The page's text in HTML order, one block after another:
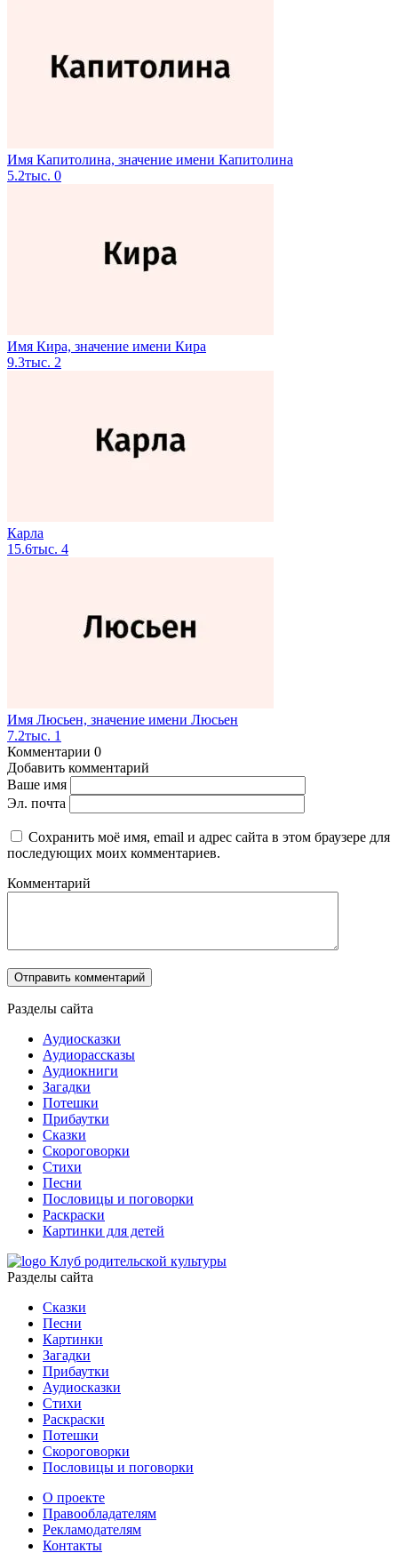
Имя Капитолина, значение имени Капитолина
5.2тыс. 0
Имя Кира, значение имени Кира
9.3тыс. 2
Карла
15.6тыс. 4
Имя Люсьен, значение имени Люсьен
7.2тыс. 1
Комментарии 0
Добавить комментарий
Ваше имя
Эл. почта
Сохранить моё имя, email и адрес сайта в этом браузере для
последующих моих комментариев.
Комментарий
Разделы сайта
Аудиосказки
Аудиорассказы
Аудиокниги
Загадки
Потешки
Прибаутки
Сказки
Скороговорки
Стихи
Песни
Пословицы и поговорки
Раскраски
Картинки для детей
Клуб родительской культуры
Разделы сайта
Сказки
Песни
Картинки
Загадки
Прибаутки
Аудиосказки
Стихи
Раскраски
Потешки
Скороговорки
Пословицы и поговорки
О проекте
Правообладателям
Рекламодателям
Контакты